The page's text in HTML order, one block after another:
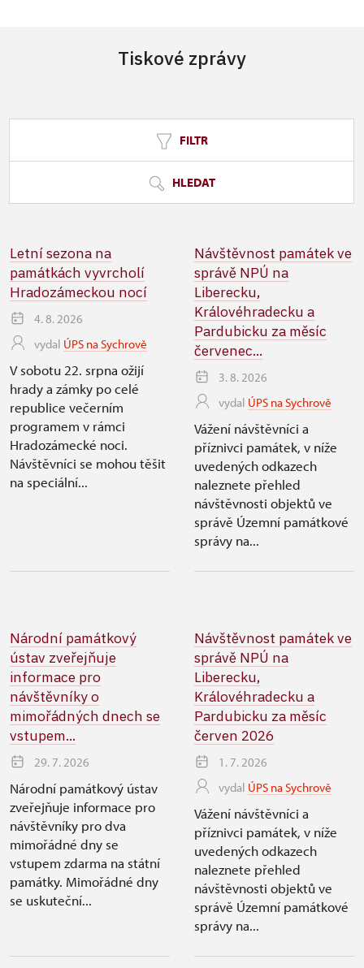
Tiskové zprávy
FILTR
HLEDAT
Letní sezona na
památkách vyvrcholí
Hradozámeckou nocí
4. 8. 2026
vydal ÚPS na Sychrově
V sobotu 22. srpna ožijí
hrady a zámky po celé
republice večerním
programem v rámci
Hradozámecké noci.
Návštěvníci se mohou těšit
na speciální...
Návštěvnost památek ve
správě NPÚ na
Liberecku,
Královéhradecku a
Pardubicku za měsíc
červenec...
3. 8. 2026
vydal ÚPS na Sychrově
Vážení návštěvníci a
příznivci památek, v níže
uvedených odkazech
naleznete přehled
návštěvnosti objektů ve
správě Územní památkové
správy na...
Národní památkový
ústav zveřejňuje
informace pro
návštěvníky o
mimořádných dnech se
vstupem...
29. 7. 2026
Národní památkový ústav
zveřejňuje informace pro
návštěvníky pro dva
mimořádné dny se
vstupem zdarma na státní
památky. Mimořádné dny
se uskuteční...
Návštěvnost památek ve
správě NPÚ na
Liberecku,
Královéhradecku a
Pardubicku za měsíc
červen 2026
1. 7. 2026
vydal ÚPS na Sychrově
Vážení návštěvníci a
příznivci památek, v níže
uvedených odkazech
naleznete přehled
návštěvnosti objektů ve
správě Územní památkové
správy na...